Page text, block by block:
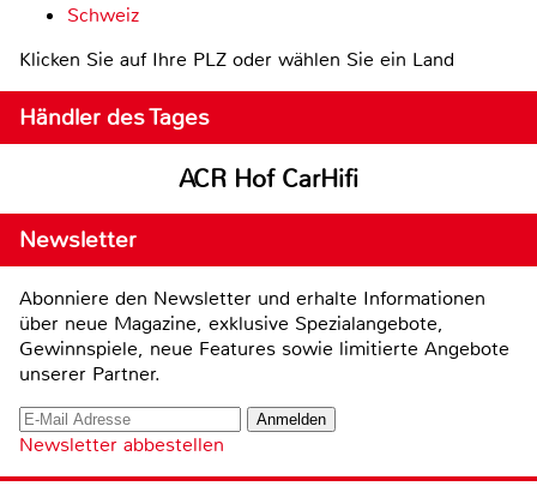
Schweiz
Klicken Sie auf Ihre PLZ oder wählen Sie ein Land
Händler des Tages
ACR Hof CarHifi
Newsletter
Abonniere den Newsletter und erhalte Informationen
über neue Magazine, exklusive Spezialangebote,
Gewinnspiele, neue Features sowie limitierte Angebote
unserer Partner.
Newsletter abbestellen